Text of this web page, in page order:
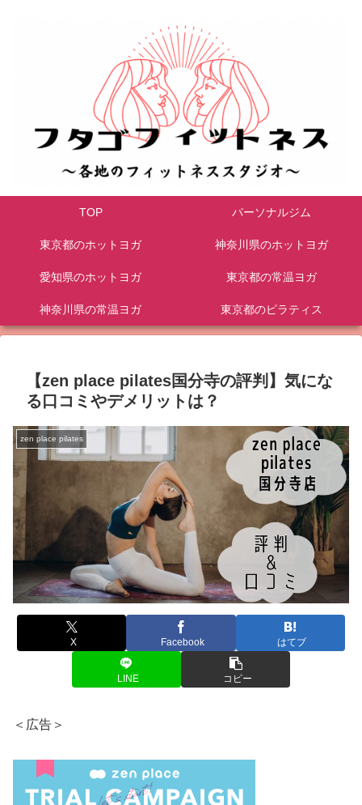
TOP パーソナルジム
東京都のホットヨガ 神奈川県のホットヨガ
愛知県のホットヨガ 東京都の常温ヨガ
神奈川県の常温ヨガ 東京都のピラティス
【zen place pilates国分寺の評判】気にな
る口コミやデメリットは？
zen place pilates
X Facebook はてブ
LINE コピー
＜広告＞